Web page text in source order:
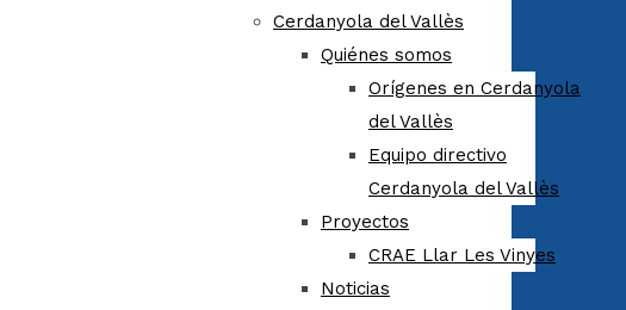
Cerdanyola del Vallès
Quiénes somos
Orígenes en Cerdanyola
del Vallès
Equipo directivo
Cerdanyola del Vallès
Proyectos
CRAE Llar Les Vinyes
Noticias